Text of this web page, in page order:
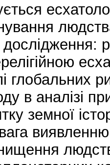
глобальних
в аналізі
земної